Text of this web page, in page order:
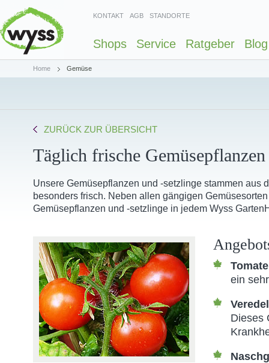
KONTAKT AGB STANDORTE
Shops Service Ratgeber Blog
Home Gemüse
ZURÜCK ZUR ÜBERSICHT
Täglich frische
Unsere Gemüsepflanzen und -setzlinge stammen aus
besonders frisch. Neben allen gängigen
Gemüsepflanzen und -setzlinge in jedem Wyss
ein
Dieses